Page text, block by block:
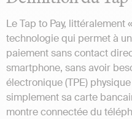
Le Tap to Pay, littéralement
technologie qui permet à
paiement sans contact
smartphone, sans avoir
électronique (TPE)
simplement sa carte
montre connectée du